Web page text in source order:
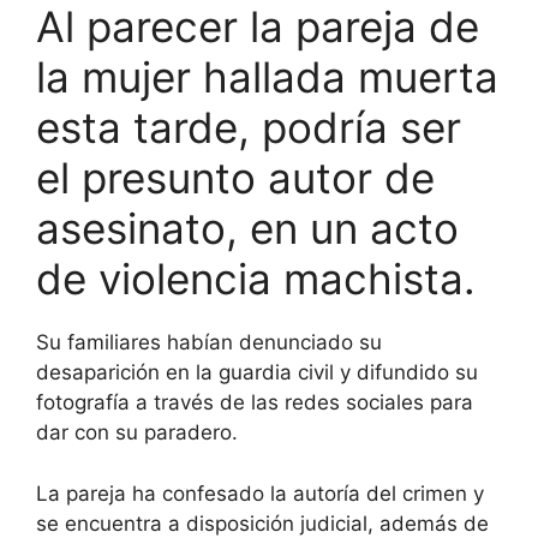
Al parecer la pareja de
la mujer hallada muerta
esta tarde, podría ser
el presunto autor de
asesinato, en un acto
de violencia machista.
Su familiares habían denunciado su
desaparición en la guardia civil y difundido su
fotografía a través de las redes sociales para
dar con su paradero.
La pareja ha confesado la autoría del crimen y
se encuentra a disposición judicial, además de